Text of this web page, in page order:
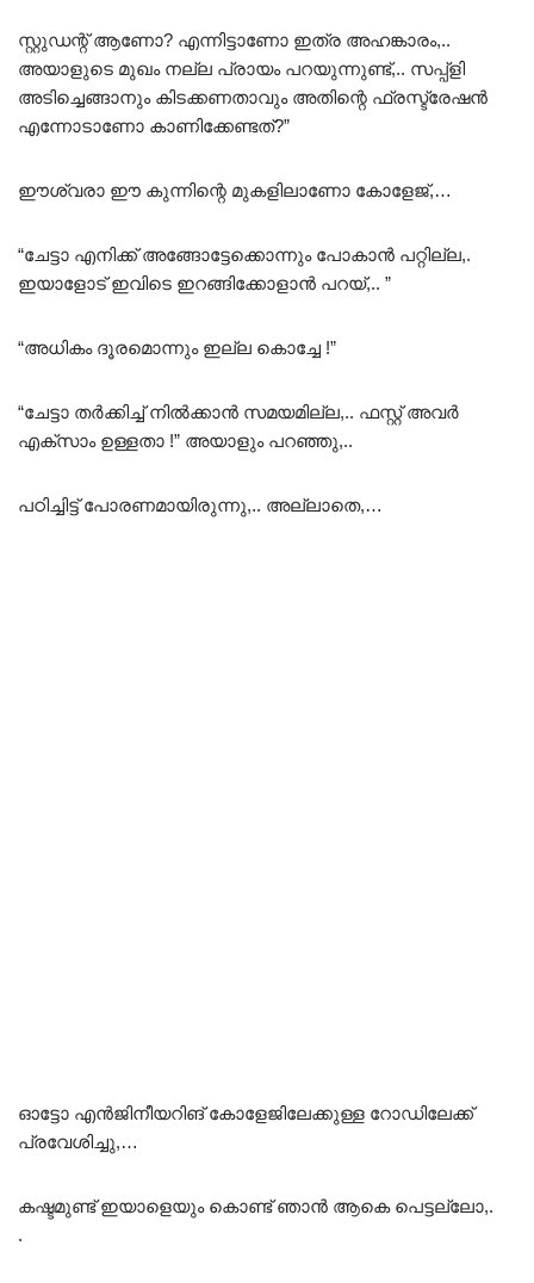
സ്റ്റുഡന്റ് ആണോ? എന്നിട്ടാണോ ഇത്ര അഹങ്കാരം,..
അയാളുടെ മുഖം നല്ല പ്രായം പറയുന്നുണ്ട്,.. സപ്പ്ളി
അടിച്ചെങ്ങാനും കിടക്കണതാവും അതിന്റെ ഫ്രസ്ട്രേഷൻ
എന്നോടാണോ കാണിക്കേണ്ടത്?”
ഈശ്വരാ ഈ കുന്നിന്റെ മുകളിലാണോ കോളേജ്,…
“ചേട്ടാ എനിക്ക് അങ്ങോട്ടേക്കൊന്നും പോകാൻ പറ്റില്ല,.
ഇയാളോട് ഇവിടെ ഇറങ്ങിക്കോളാൻ പറയ്,.. ”
“അധികം ദൂരമൊന്നും ഇല്ല കൊച്ചേ !”
“ചേട്ടാ തർക്കിച്ച് നിൽക്കാൻ സമയമില്ല,.. ഫസ്റ്റ് അവർ
എക്സാം ഉള്ളതാ !” അയാളും പറഞ്ഞു,..
പഠിച്ചിട്ട് പോരണമായിരുന്നു,.. അല്ലാതെ,…
ഓട്ടോ എൻജിനീയറിങ് കോളേജിലേക്കുള്ള റോഡിലേക്ക്
പ്രവേശിച്ചു,…
കഷ്ടമുണ്ട് ഇയാളെയും കൊണ്ട് ഞാൻ ആകെ പെട്ടല്ലോ,.
.